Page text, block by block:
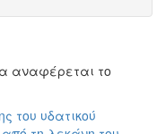
αναφέρεται το
του υδατικού